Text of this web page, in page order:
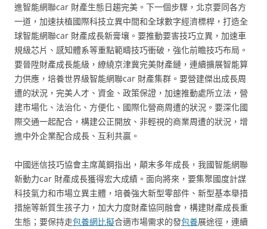
進智能網聯car 財產生態日趨完美。下一個步驟，北京要同各方
一道，加速扶植國際科技立異中間和全球數字經濟標桿，打造全
球智能網聯car 財產成長新膏壤。要推動要害技巧立異，加速車
規級芯片、感知體系等重點範疇技巧衝破，強化前瞻技巧布局。
要晉陞財產成長能級，繚繞京津冀完美財產鏈，連續擴展智能算
力供應，培養世界級智能網聯car 財產集群。要營建傑出成長周
遭的狀況，完美人才、資金、政策保證，加速推動處所立法，營
建市場化、法治化、方便化、國際化營商周遭的狀況。要深化國
際交通一起配合，構建公正開放、非輕視的商業周遭的狀況，增
進中外企業配合成長、互利共贏。
中國迷信技巧協會主席萬鋼指出，顛末多年成長，我國智能網聯
新動力car 財產成長獲得宏大成績。面向將來，要集聚國度計謀
科技氣力和市場立異主體，培養強大新型零部件、新型基本舉措
措施等新質生孩子力，加大力度財產協同融會，構建財產成長重
生態；要保持走包養網比擬合適市場需求的發包養展途徑，連續